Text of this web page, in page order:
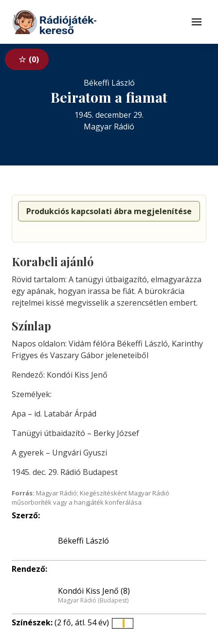
Tovább a tartalomhoz
Menü
0
Békeffi László
Beiratom a fiamat
1945. december 29.
Magyar Rádió
Produkciós kapcsolati ábra megjelenítése
Korabeli ajánló
Rövid tartalom: A tanügyi útbaigazító, elmagyarázza
egy apának, hogyan irassa be fiát. A bürokrácia
rejtelmei kissé megvisselik a szerencsétlen embert.
Színlap
Napos oldalon: Vidám félóra Békeffi László, Karinthy
Frigyes és Vaszary Gábor jeleneteiből
Rendező: Kondói Kiss Jenő
Személyek:
Apa – id. Latabár Árpád
Tanügyi útbaidazító – Berky József
A gyerek – Ungvári Gyuszi
1945. dec. 29. Rádió Budapest
Forrás: Magyar Rádió; Kiegészítésként Magyar Rádió
műsorboríték vagy a hangjáték konferálása
Szerző:
Békeffi László
Rendező:
Kondói Kiss Jenő (8)
Magyar Rádió (Budapest)
Színészek:(2 fő, átl. 54 év)